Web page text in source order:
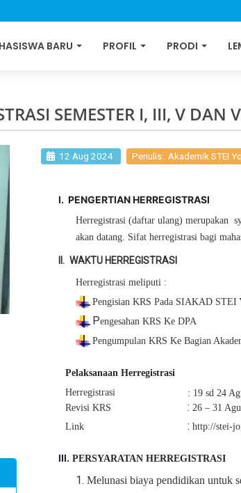
BARU PROFIL PRODI
SEMESTER I, III, V
12 Aug 2024 Penulis: Akademik STEI Yo
I. PENGERTIAN HERREGISTRASI
Herregistrasi (daftar ulang)merupakan
akandatang. Sifatherregistrasibagi
II. WAKTU HERREGISTRASI
Herregistrasi meliputi :
Pengisian KRS Pada SIAKAD STEI
Pengesahan KRS Ke DPA
Pengumpulan KRS KeBagian
Pelaksanaan Herregistrasi
Herregistrasi
: 19 sd 24
Revisi KRS
: 26 – 31
Link
: http://stei-
III. PERSYARATAN HERREGISTRASI
1.Melunasi biaya pendidikan untuk